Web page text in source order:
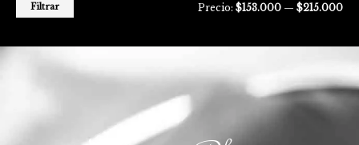
Filtrar Precio: $153.000 — $215.000